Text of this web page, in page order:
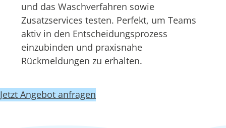
und das Waschverfahren sowie
Zusatzservices testen. Perfekt, um Teams
aktiv in den Entscheidungsprozess
einzubinden und praxisnahe
Rückmeldungen zu erhalten.
Jetzt Angebot anfragen